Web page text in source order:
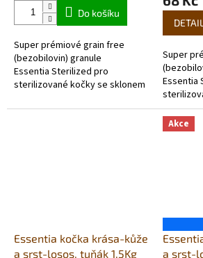
hvězdiček.
Do košíku
Super prémiové grain free
(bezobilovin) granule
Essentia Sterilized pro
sterilizované kočky se sklonem
většinu dne doma. Krmivo...
DETAIL
Super
Essentia
k
většinu
Essentia kočka krása-kůže
a srst-losos, tuňák 1,5Kg
Akce
a srst-